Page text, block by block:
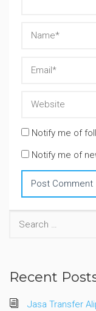
Notify me of
Notify me of
Recent
Jasa Transfer